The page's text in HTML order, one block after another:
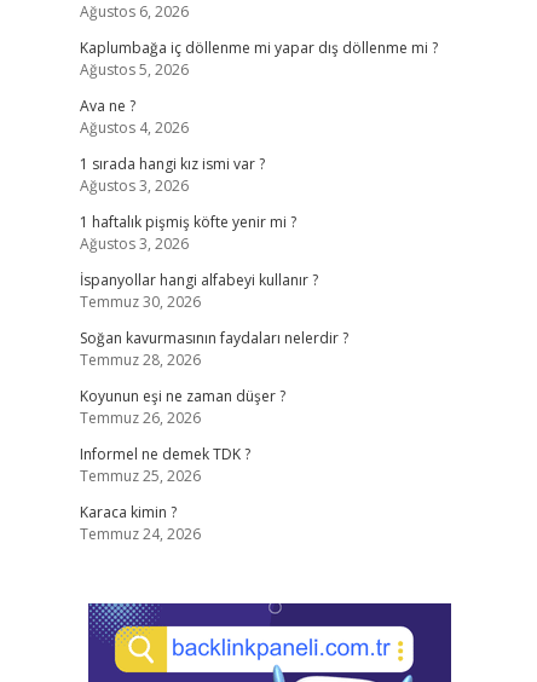
Ağustos 6, 2026
Kaplumbağa iç döllenme mi yapar dış döllenme mi ?
Ağustos 5, 2026
Ava ne ?
Ağustos 4, 2026
1 sırada hangi kız ismi var ?
Ağustos 3, 2026
1 haftalık pişmiş köfte yenir mi ?
Ağustos 3, 2026
İspanyollar hangi alfabeyi kullanır ?
Temmuz 30, 2026
Soğan kavurmasının faydaları nelerdir ?
Temmuz 28, 2026
Koyunun eşi ne zaman düşer ?
Temmuz 26, 2026
Informel ne demek TDK ?
Temmuz 25, 2026
Karaca kimin ?
Temmuz 24, 2026